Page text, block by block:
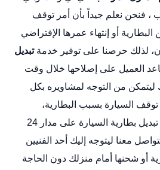
، فنحن نعلم جيداً بأن أمر توقف
البطارية أو إنتهاء عمرها الإفتراضي
لذلك حرصنا على توفير خدمةتبديل
العميل على إصلاحها خلال وقت
ليتمكن من التوجه لمشاويره بكل
السيارة بسبب البطارية،
تبديل بطارية السيارة
على مدار 24
معنا ليتوجه إليك أحد الفنيين
أو شحنها أمام منزلك دون الحاجة